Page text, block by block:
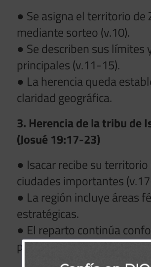
● Se asigna el territorio de
mediante sorteo (v.10).
● Se describen sus límites
principales (v.11-15).
● La herencia queda
claridad geográfica.
3. Herencia de la tribu de
(Josué 19:17-23)
● Isacar recibe su
ciudades importantes
● La región incluye áreas
estratégicas.
● El reparto continúa
plan divino.